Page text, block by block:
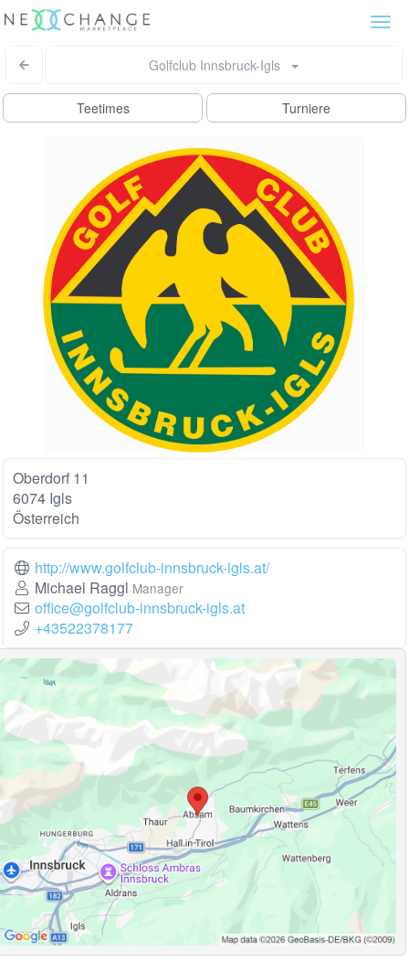
Golfclub Innsbruck-Igls
Teetimes Turniere
Oberdorf 11
6074 Igls
Österreich
http://www.golfclub-innsbruck-igls.at/
Michael Raggl Manager
office@golfclub-innsbruck-igls.at
+43522378177